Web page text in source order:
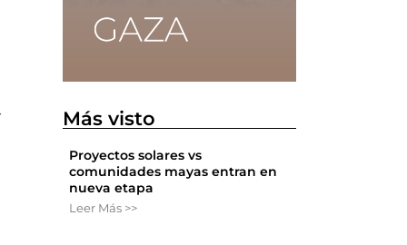
Más visto
Proyectos solares vs
comunidades mayas entran en
nueva etapa
Leer Más >>